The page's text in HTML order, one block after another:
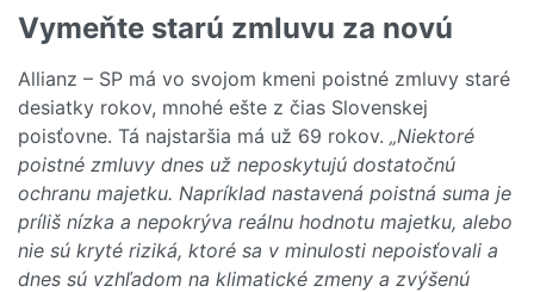
Vymeňte starú zmluvu za novú
Allianz – SP má vo svojom kmeni poistné zmluvy staré
desiatky rokov, mnohé ešte z čias Slovenskej
poisťovne. Tá najstaršia má už 69 rokov. „Niektoré
poistné zmluvy dnes už neposkytujú dostatočnú
ochranu majetku. Napríklad nastavená poistná suma je
príliš nízka a nepokrýva reálnu hodnotu majetku, alebo
nie sú kryté riziká, ktoré sa v minulosti nepoisťovali a
dnes sú vzhľadom na klimatické zmeny a zvýšenú